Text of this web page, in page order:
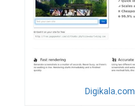
Digikala.com